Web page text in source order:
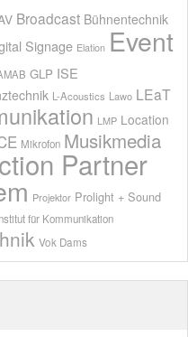
Broadcast Bühnentechnik
Signage Elation Event
GLP ISE
L-Acoustics Lawo LEaT
LMP Location
Mikrofon Musikmedia
Partner
Projektor Prolight + Sound
für Kommunikation
Vok Dams